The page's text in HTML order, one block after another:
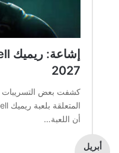
2027
كشفت بعض التسريبات
أن اللعبة…
أبريل